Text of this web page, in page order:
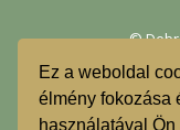
Ez a weboldal
élmény fokozása
használatával
©